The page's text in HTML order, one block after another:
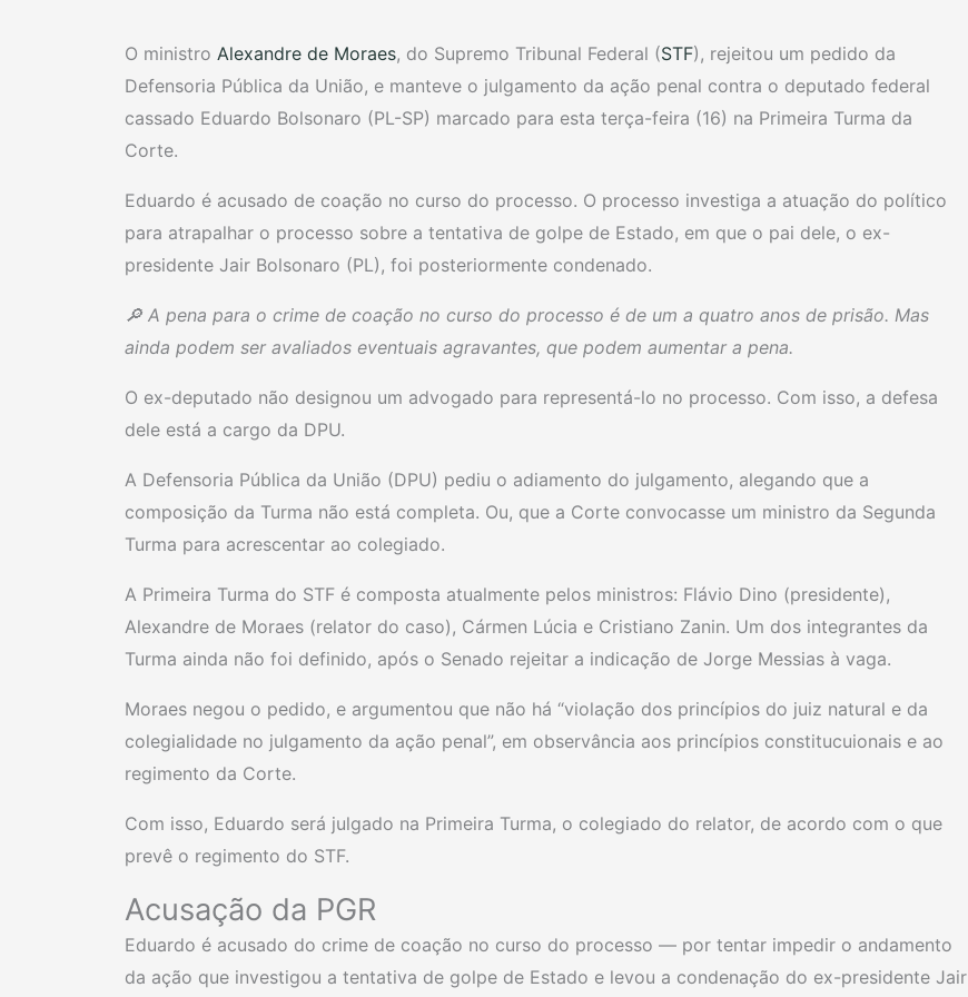
O ministro Alexandre de Moraes, do Supremo Tribunal Federal (STF), rejeitou um pedido da
Defensoria Pública da União, e manteve o julgamento da ação penal contra o deputado federal
cassado Eduardo Bolsonaro (PL-SP) marcado para esta terça-feira (16) na Primeira Turma da
Corte.
Eduardo é acusado de coação no curso do processo. O processo investiga a atuação do político
para atrapalhar o processo sobre a tentativa de golpe de Estado, em que o pai dele, o ex-
presidente Jair Bolsonaro (PL), foi posteriormente condenado.
🔎 A pena para o crime de coação no curso do processo é de um a quatro anos de prisão. Mas
ainda podem ser avaliados eventuais agravantes, que podem aumentar a pena.
O ex-deputado não designou um advogado para representá-lo no processo. Com isso, a defesa
dele está a cargo da DPU.
A Defensoria Pública da União (DPU) pediu o adiamento do julgamento, alegando que a
composição da Turma não está completa. Ou, que a Corte convocasse um ministro da Segunda
Turma para acrescentar ao colegiado.
A Primeira Turma do STF é composta atualmente pelos ministros: Flávio Dino (presidente),
Alexandre de Moraes (relator do caso), Cármen Lúcia e Cristiano Zanin. Um dos integrantes da
Turma ainda não foi definido, após o Senado rejeitar a indicação de Jorge Messias à vaga.
Moraes negou o pedido, e argumentou que não há “violação dos princípios do juiz natural e da
colegialidade no julgamento da ação penal”, em observância aos princípios constitucuionais e ao
regimento da Corte.
Com isso, Eduardo será julgado na Primeira Turma, o colegiado do relator, de acordo com o que
prevê o regimento do STF.
Acusação da PGR
Eduardo é acusado do crime de coação no curso do processo — por tentar impedir o andamento
da ação que investigou a tentativa de golpe de Estado e levou a condenação do ex-presidente Jair